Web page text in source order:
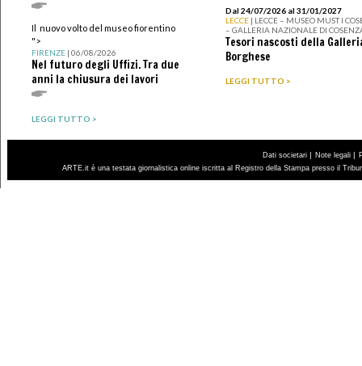
Il nuovo volto del museo fiorentino
">
FIRENZE| 06/08/2026
Nel futuro degli Uffizi. Tra due
anni la chiusura dei lavori
LEGGI TUTTO >
Dal 24/07/2026 al 31/01/2027
LECCE | LECCE – MUSEO MUST I
– GALLERIA NAZIONALE DI
Tesori nascosti della
Borghese
LEGGI TUTTO >
Dati societari | Note legali |
ARTE.it è una testata giornalistica online iscritta al Registro della Stampa presso il